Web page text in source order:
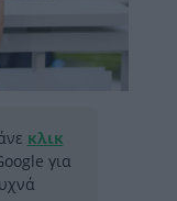
κλικ
για